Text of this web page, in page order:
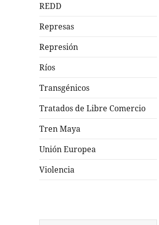
REDD
Represas
Represión
Ríos
Transgénicos
Tratados de Libre Comercio
Tren Maya
Unión Europea
Violencia